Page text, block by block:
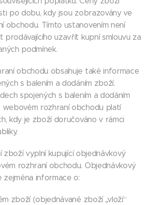
po dobu, kdy jsou zobrazovány ve
obchodu. Tímto ustanovením není
prodávajícího uzavřít kupní smlouvu za
podmínek.
obchodu obsahuje také informace
s balením a dodáním zboží.
spojených s balením a dodáním
webovém rozhraní obchodu platí
kdy je zboží doručováno v rámci
zboží vyplní kupující objednávkový
rozhraní obchodu. Objednávkový
zejména informace o:
zboží (objednávané zboží „vloží“